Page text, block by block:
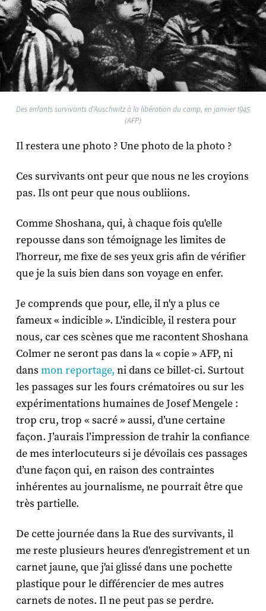
Des enfants survivants d'Auschwitz à la libération du camp, en janvier 1945
(AFP)
Il restera une photo ? Une photo de la photo ?
Ces survivants ont peur que nous ne les croyions
pas. Ils ont peur que nous oubliions.
Comme Shoshana, qui, à chaque fois qu'elle
repousse dans son témoignage les limites de
l'horreur, me fixe de ses yeux gris afin de vérifier
que je la suis bien dans son voyage en enfer.
Je comprends que pour, elle, il n'y a plus ce
fameux « indicible ». L'indicible, il restera pour
nous, car ces scènes que me racontent Shoshana
Colmer ne seront pas dans la « copie » AFP, ni
dans mon reportage, ni dans ce billet-ci. Surtout
les passages sur les fours crématoires ou sur les
expérimentations humaines de Josef Mengele :
trop cru, trop « sacré » aussi, d’une certaine
façon. J’aurais l’impression de trahir la confiance
de mes interlocuteurs si je dévoilais ces passages
d’une façon qui, en raison des contraintes
inhérentes au journalisme, ne pourrait être que
très partielle.
De cette journée dans la Rue des survivants, il
me reste plusieurs heures d'enregistrement et un
carnet jaune, que j'ai glissé dans une pochette
plastique pour le différencier de mes autres
carnets de notes. Il ne peut pas se perdre.